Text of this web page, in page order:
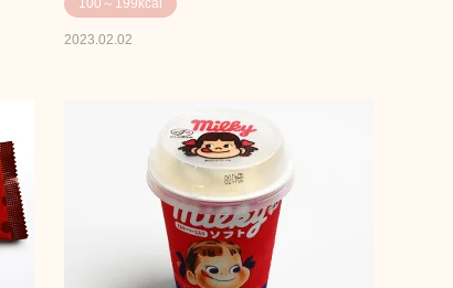
100～199kcal
2023.02.02